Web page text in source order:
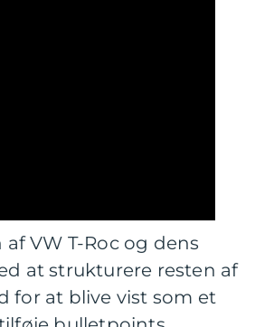
VW T-Roc og dens
at strukturere resten af
for at blive vist som et